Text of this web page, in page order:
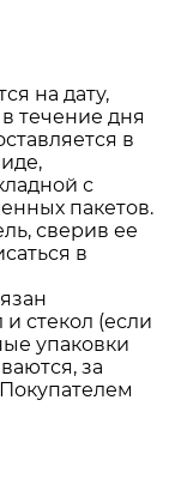
на дату,
течение дня
в
с
пакетов.
сверив ее
в
стекол (если
упаковки
за